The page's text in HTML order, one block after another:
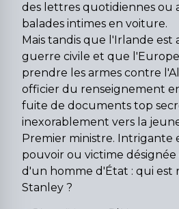
des lettres quotidiennes ou
balades intimes en voiture.
Mais tandis que l'Irlande est
guerre civile et que
prendre les armes contre
officier du renseignement
fuite de documents top
inexorablement vers la
Premier ministre. Intrigante
pouvoir ou victime
d'un homme d'État : qui est
Stanley ?